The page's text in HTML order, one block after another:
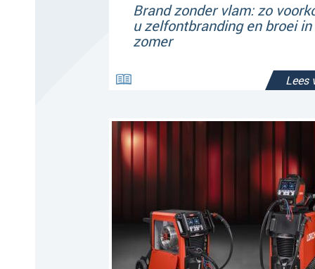
Brand zonder vlam: zo
u zelfontbranding en broei in
zomer
Lees